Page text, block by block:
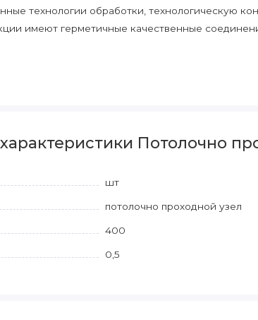
технологии обработки, технологическую
имеют герметичные качественные
Потолочно
шт
потолочно проходной узел
400
0,5